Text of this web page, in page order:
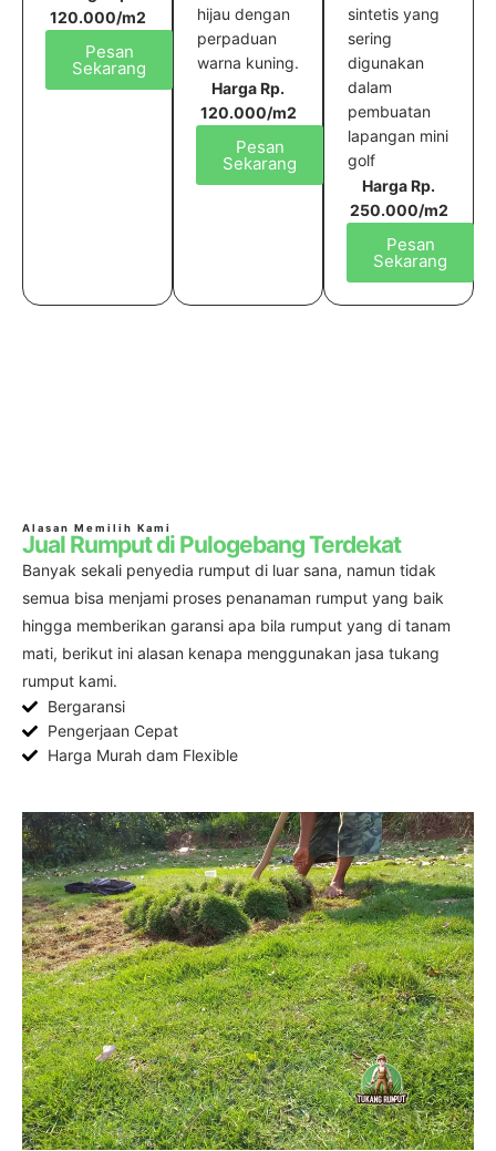
120.000/m2
Pesan
Sekarang
hijau dengan
perpaduan
warna kuning.
Harga Rp.
120.000/m2
Pesan
Sekarang
sintetis yang
sering
digunakan
dalam
pembuatan
lapangan mini
golf
Harga Rp.
250.000/m2
Pesan
Sekarang
Alasan Memilih Kami
Jual Rumput di Pulogebang Terdekat
Banyak sekali penyedia rumput di luar sana, namun tidak
semua bisa menjami proses penanaman rumput yang baik
hingga memberikan garansi apa bila rumput yang di tanam
mati, berikut ini alasan kenapa menggunakan jasa tukang
rumput kami.
Bergaransi
Pengerjaan Cepat
Harga Murah dam Flexible